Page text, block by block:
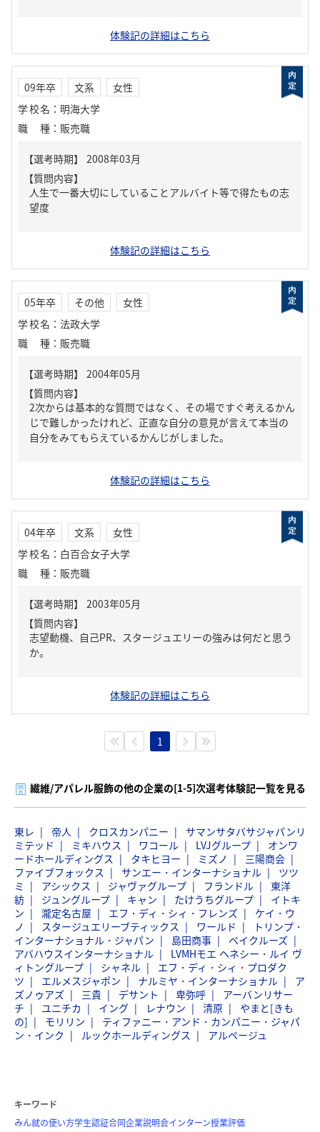
体験記の詳細はこちら
09年卒 文系
女性
学校名 ： 明海大学
職種 ： 販売職
【質問内容】
人生で一番大切にしていることアルバイト等で得たもの志
望度
体験記の詳細はこちら
05年卒 その他
女性
学校名 ： 法政大学
職種 ： 販売職
【質問内容】
2次からは基本的な質問ではなく、その場ですぐ考えるかん
じで難しかったけれど、正直な自分の意見が言えて本当の
自分をみてもらえているかんじがしました。
体験記の詳細はこちら
04年卒 文系
女性
学校名 ： 白百合女子大学
職種 ： 販売職
【質問内容】
志望動機、自己PR、スタージュエリーの強みは何だと思う
か。
体験記の詳細はこちら
1
繊維/アパレル服飾の他の企業の[1-5]次選考体験記一覧を見る
東レ 帝人 クロスカンパニー
サマンサタバサジャパンリ
ミテッド
ミキハウス ワコール LVJグループ
オンワ
ードホールディングス
タキヒヨー ミズノ
三陽商会
ファイブフォックス
サンエー・インターナショナル
ツツ
ミ
アシックス ジャヴァグループ フランドル
東洋
紡
ジュングループ キャン たけうちグループ
イトキ
ン
瀧定名古屋 エフ・ディ・シィ・フレンズ
ケイ・ウ
ノ
スタージュエリーブティックス ワールド
トリンプ・
インターナショナル・ジャパン
島田商事
ベイクルーズ
アバハウスインターナショナル
LVMHモエ ヘネシー・ルイ ヴ
ィトングループ
シャネル
エフ・ディ・シィ・プロダク
ツ
エルメスジャポン ナルミヤ・インターナショナル
ア
ズノゥアズ
三貴 デサント 卑弥呼
アーバンリサー
チ
ユニチカ イング レナウン 清原
やまと[きも
の]
モリリン
ティファニー・アンド・カンパニー・ジャパ
ン・インク
ルックホールディングス アルページュ
キーワード
みん就の使い方学生認証合同企業説明会インターン授業評価